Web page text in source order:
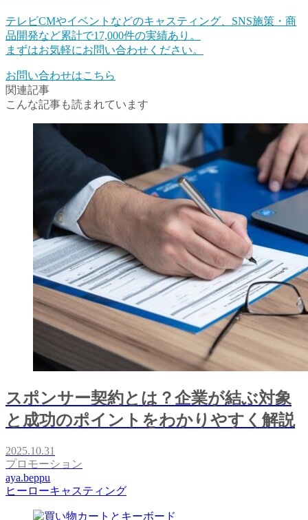
テレビCMやイベントなどのキャスティング、SNS施策・商
品開発など累計で17,000件の実績あり。
まずはお気軽にお問い合わせください。
お問い合わせはこちら
関連記事
こんな記事も読まれています
スポンサー契約とは？企業が結ぶ対象
と成功のポイントをわかりやすく解説
2025.10.31
プロモーション
aya.beppu
ヒーローキャスティング